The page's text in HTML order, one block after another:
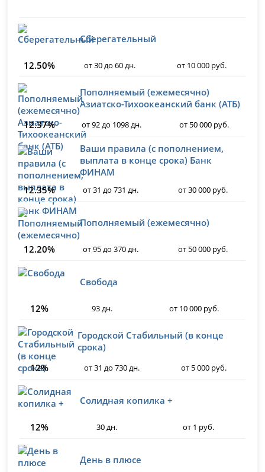
Сберегательный
12.50% от 30 до 60 дн. от 10 000 руб.
Пополняемый (ежемесячно)
Азиатско-Тихоокеанский банк (АТБ)
12.37%
от 92 до 1098 дн. от 50 000 руб.
Ваши правила (с пополнением,
выплата в конце срока) Банк
ФИНАМ
12.35%
от 31 до 731 дн. от 30 000 руб.
Пополняемый (ежемесячно)
12.20% от 95 до 370 дн. от 50 000 руб.
Свобода
12% 93 дн. от 10 000 руб.
Городской Стабильный (в конце
срока)
12%
от 31 до 730 дн. от 5 000 руб.
Солидная копилка +
12% 30 дн. от 1 руб.
День в плюсе